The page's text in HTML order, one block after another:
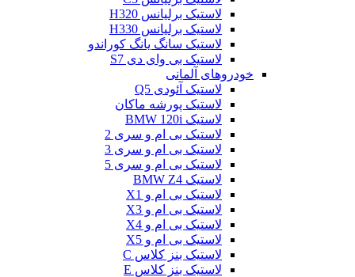
لاستیک برلیانس H320
لاستیک برلیانس H330
لاستیک سانگ یانگ کوراندو
لاستیک بی وای دی S7
خودروهای آلمانی
لاستیک آئودی Q5
لاستیک پورشه ماکان
لاستیک BMW 120i
لاستیک بی ام و سری 2
لاستیک بی ام و سری 3
لاستیک بی ام و سری 5
لاستیک BMW Z4
لاستیک بی ام و X1
لاستیک بی ام و X3
لاستیک بی ام و X4
لاستیک بی ام و X5
لاستیک بنز کلاس C
لاستیک بنز کلاس E